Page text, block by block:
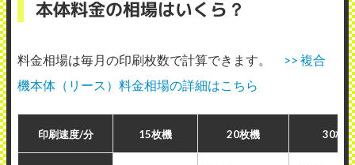
本体料金の相場はいくら？
料金相場は毎月の印刷枚数で計算できます。
>> 複合
機本体（リース）料金相場の詳細はこちら
印刷速度/分 15枚機 20枚機 30枚機